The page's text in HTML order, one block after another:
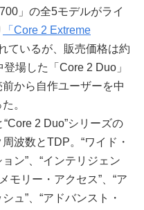
」の全5モデルがライ
「Core 2 Extreme
ているが、販売価格は約
場した「Core 2 Duo」
から自作ユーザーを中
。
2 Duo”シリーズの
波数とTDP。“ワイド・
ン”、“インテリジェン
モリー・アクセス”、“ア
ュ”、“アドバンスト・